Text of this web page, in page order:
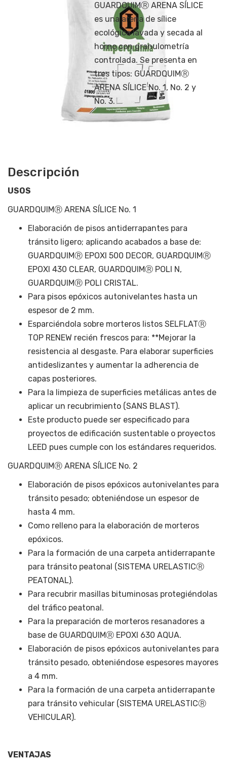
GUARDQUIMⓇ ARENA SÍLICE
es una arena de sílice
ecológica lavada y secada al
horno con granulometría
controlada. Se presenta en
tres tipos: GUARDQUIMⓇ
ARENA SÍLICE No. 1, No. 2 y
No. 3.
Descripción
USOS
GUARDQUIMⓇ ARENA SÍLICE No. 1
Elaboración de pisos antiderrapantes para
tránsito ligero; aplicando acabados a base de:
GUARDQUIMⓇ EPOXI 500 DECOR, GUARDQUIMⓇ
EPOXI 430 CLEAR, GUARDQUIMⓇ POLI N,
GUARDQUIMⓇ POLI CRISTAL.
Para pisos epóxicos autonivelantes hasta un
espesor de 2 mm.
Esparciéndola sobre morteros listos SELFLATⓇ
TOP RENEW recién frescos para: **Mejorar la
resistencia al desgaste. Para elaborar superficies
antideslizantes y aumentar la adherencia de
capas posteriores.
Para la limpieza de superficies metálicas antes de
aplicar un recubrimiento (SANS BLAST).
Este producto puede ser especificado para
proyectos de edificación sustentable o proyectos
LEED pues cumple con los estándares requeridos.
GUARDQUIMⓇ ARENA SÍLICE No. 2
Elaboración de pisos epóxicos autonivelantes para
tránsito pesado; obteniéndose un espesor de
hasta 4 mm.
Como relleno para la elaboración de morteros
epóxicos.
Para la formación de una carpeta antiderrapante
para tránsito peatonal (SISTEMA URELASTICⓇ
PEATONAL).
Para recubrir masillas bituminosas protegiéndolas
del tráfico peatonal.
Para la preparación de morteros resanadores a
base de GUARDQUIMⓇ EPOXI 630 AQUA.
Elaboración de pisos epóxicos autonivelantes para
tránsito pesado, obteniéndose espesores mayores
a 4 mm.
Para la formación de una carpeta antiderrapante
para tránsito vehicular (SISTEMA URELASTICⓇ
VEHICULAR).
VENTAJAS